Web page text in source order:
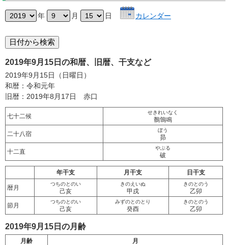
年 月 日 カレンダー
2019年9月15日の和暦、旧暦、干支など
2019年9月15日（日曜日）
和暦：令和元年
旧暦：2019年8月17日 赤口
七十二候
せきれいなく
鶺鴒鳴
二十八宿
ぼう
昴
十二直
やぶる
破
年干支 月干支 日干支
暦月
つちのとのい
己亥
きのえいぬ
甲戌
きのとのう
乙卯
節月
つちのとのい
己亥
みずのとのとり
癸酉
きのとのう
乙卯
2019年9月15日の月齢
月齢 月